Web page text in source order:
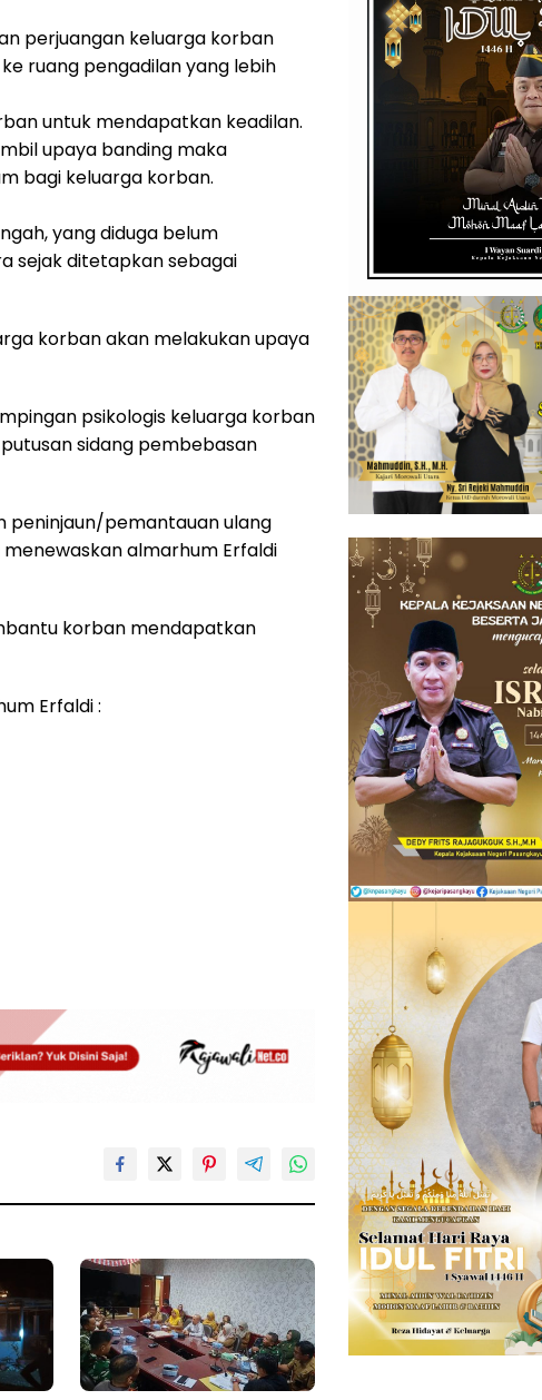
perjuangan keluarga korban
ruang pengadilan yang lebih
untuk mendapatkan keadilan.
upaya banding maka
bagi keluarga korban.
yang diduga belum
sejak ditetapkan sebagai
korban akan melakukan upaya
psikologis keluarga korban
sidang pembebasan
peninjaun/pemantauan ulang
almarhum Erfaldi
korban mendapatkan
Erfaldi :